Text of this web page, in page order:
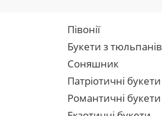
Півонії
Букети з тюльпанів
Соняшник
Патріотичні букети
Романтичні букети